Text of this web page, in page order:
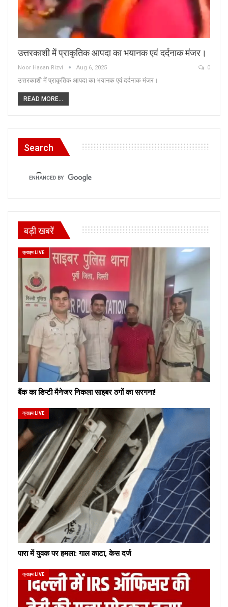
उत्तरकाशी में प्राकृतिक आपदा का भयानक एवं दर्दनाक मंजर।
Noor Hasan Rizvi Aug 6, 2025 0
उत्तरकाशी में प्राकृतिक आपदा का भयानक एवं दर्दनाक मंजर।
READ MORE...
Search
बड़ी खबरें
क्राइम LIVE
बैंक का डिप्टी मैनेजर निकला साइबर ठगों का सरगना!
क्राइम LIVE
पारा में युवक पर हमला: गाल काटा, केस दर्ज
क्राइम LIVE